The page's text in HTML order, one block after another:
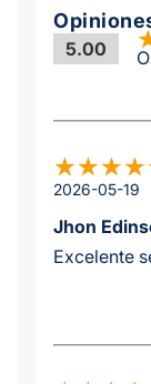
5.00
2026-05-19
Jhon
Excelente